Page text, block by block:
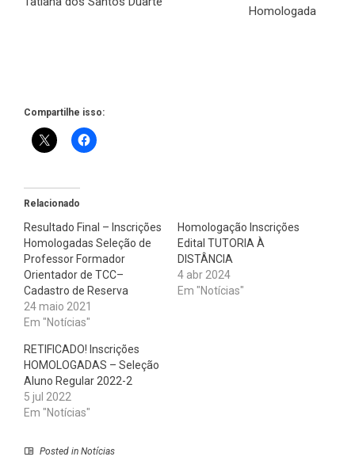
Homologada
Compartilhe isso:
Relacionado
Resultado Final – Inscrições
Homologadas Seleção de
Professor Formador
Orientador de TCC–
Cadastro de Reserva
24 maio 2021
Em "Notícias"
Homologação Inscrições
Edital TUTORIA À
DISTÂNCIA
4 abr 2024
Em "Notícias"
RETIFICADO! Inscrições
HOMOLOGADAS – Seleção
Aluno Regular 2022-2
5 jul 2022
Em "Notícias"
Posted in Notícias